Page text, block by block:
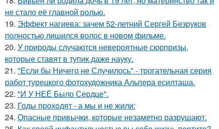
не стало её главной ролью.
19. Эффект нагиева: зачем 52-летний Сергей Безруков
полностью лишился волос в новом фильме.
20. У природы случаются невероятные сюрпризы,
которые ставят в тупик даже науку.
21. "Если бы Ничего не Случилось" - трогательная серия
работ турецкого фотохудожника Альпера есилташа.
22. "И У НЕЁ Было Сердце".
23. Годы проходят - а мы и не жили:
24. Опасные привычки, которые незаметно разрушают.